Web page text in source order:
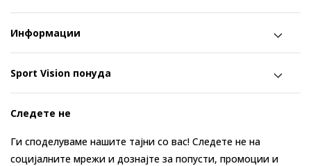
Информации
Sport Vision понуда
Следете не
Ги споделуваме нашите тајни со вас! Следете не на
социјалните мрежи и дознајте за попусти, промоции и